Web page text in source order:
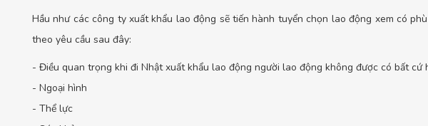
Hầu như các công ty xuất khẩu lao động sẽ tiến hành tuyển chọn lao động xem có
theo yêu cầu sau đây:
- Điều quan trọng khi đi Nhật xuất khẩu lao động người lao động không được có bất cứ
- Ngoại hình
- Thể lực